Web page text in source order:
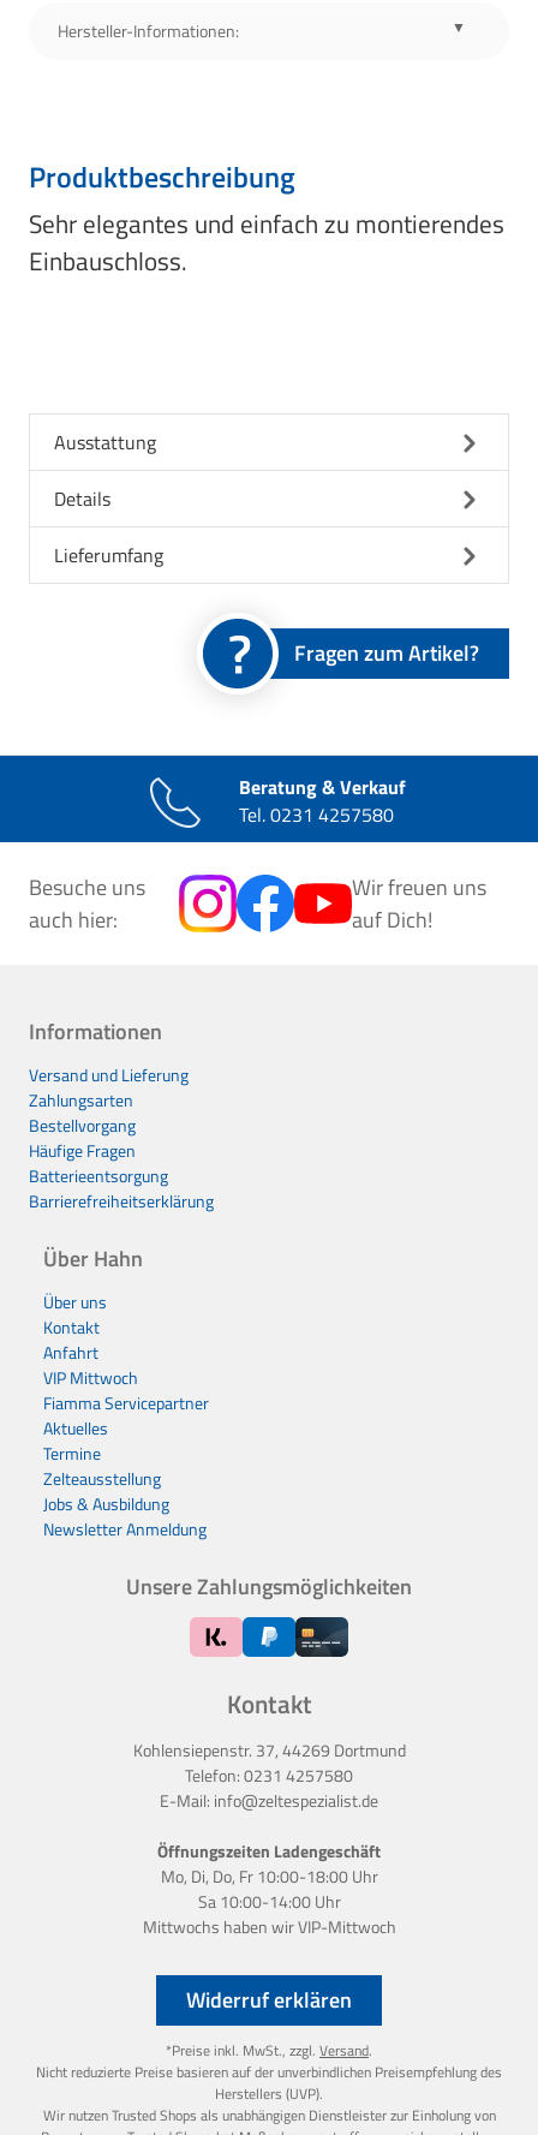
Hersteller-Informationen:
Produktbeschreibung
Sehr elegantes und einfach zu montierendes
Einbauschloss.
Ausstattung
Details
Lieferumfang
Fragen zum Artikel?
Beratung & Verkauf
Tel.0231 4257580
Besuche uns
auch hier:
Wir freuen uns
auf Dich!
Widerruf erklären
*Preise inkl. MwSt., zzgl. Versand.
Nicht reduzierte Preise basieren auf der unverbindlichen Preisempfehlung des
Herstellers (UVP).
Wir nutzen Trusted Shops als unabhängigen Dienstleister zur Einholung von
Informationen
Versand und Lieferung
Zahlungsarten
Bestellvorgang
Häufige Fragen
Batterieentsorgung
Barrierefreiheitserklärung
Über Hahn
Über uns
Kontakt
Anfahrt
VIP Mittwoch
Fiamma Servicepartner
Aktuelles
Termine
Zelteausstellung
Jobs & Ausbildung
Newsletter Anmeldung
Kontakt
Kohlensiepenstr. 37, 44269 Dortmund
Telefon:0231 4257580
E-Mail: info@zeltespezialist.de
Öffnungszeiten Ladengeschäft
Mo, Di, Do, Fr 10:00-18:00 Uhr
Sa 10:00-14:00 Uhr
Mittwochs haben wirVIP-Mittwoch
Unsere Zahlungsmöglichkeiten